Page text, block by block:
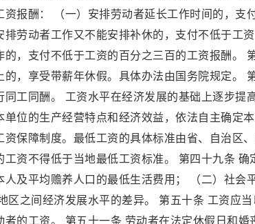
资报酬： （一）安排劳动者延长工作时间的，支
排劳动者工作又不能安排补休的，支付不低于工
的，支付不低于工资的百分之三百的工资报酬。
的，享受带薪年休假。具体办法由国务院规定。
同工同酬。 工资水平在经济发展的基础上逐步提
单位的生产经营特点和经济效益，依法自主确定
资保障制度。最低工资的具体标准由省、自治区
工资不得低于当地最低工资标准。 第四十九条 确
人及平均赡养人口的最低生活费用； （二）社
区之间经济发展水平的差异。 第五十条 工资应
者的工资。 第五十一条 劳动者在法定休假日和